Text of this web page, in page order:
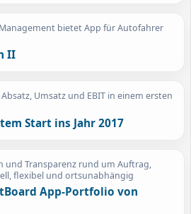
bietet App für Autofahrer
II
Umsatz und EBIT in einem ersten
Start ins Jahr 2017
und Transparenz rund um Auftrag,
flexibel und ortsunabhängig
App-Portfolio von